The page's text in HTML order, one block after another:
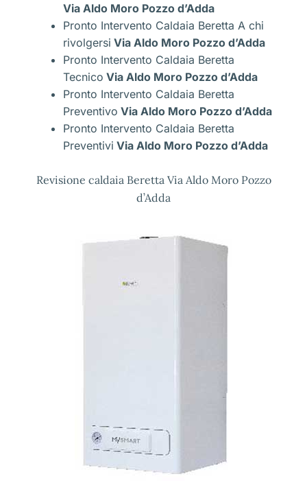
Via Aldo Moro Pozzo d’Adda
Pronto Intervento Caldaia Beretta A chi
rivolgersi Via Aldo Moro Pozzo d’Adda
Pronto Intervento Caldaia Beretta
Tecnico Via Aldo Moro Pozzo d’Adda
Pronto Intervento Caldaia Beretta
Preventivo Via Aldo Moro Pozzo d’Adda
Pronto Intervento Caldaia Beretta
Preventivi Via Aldo Moro Pozzo d’Adda
Revisione caldaia Beretta Via Aldo Moro Pozzo
d’Adda